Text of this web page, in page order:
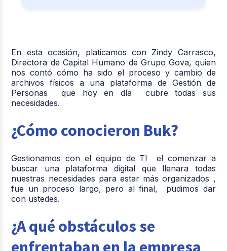
En esta ocasión, platicamos con Zindy Carrasco,
Directora de Capital Humano de Grupo Gova, quien
nos contó cómo ha sido el proceso y cambio de
archivos físicos a una plataforma de Gestión de
Personas que hoy en día cubre todas sus
necesidades.
¿Cómo conocieron Buk?
Gestionamos con el equipo de TI el comenzar a
buscar una plataforma digital que llenara todas
nuestras necesidades para estar más organizados ,
fue un proceso largo, pero al final, pudimos dar
con ustedes.
¿A qué obstáculos se
enfrentaban en la empresa